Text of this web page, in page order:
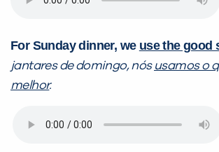
For Sunday dinner, we use the good
jantares de domingo, nós usamos o
melhor.
já vamos te colocar em
com a: